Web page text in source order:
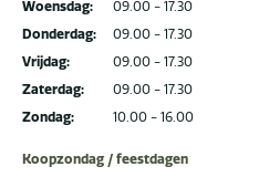
Woensdag:
Donderdag:
Vrijdag:
Zaterdag:
Zondag:
09.00 - 17.30
09.00 - 17.30
09.00 - 17.30
09.00 - 17.30
10.00 - 16.00
Koopzondag / feestdagen